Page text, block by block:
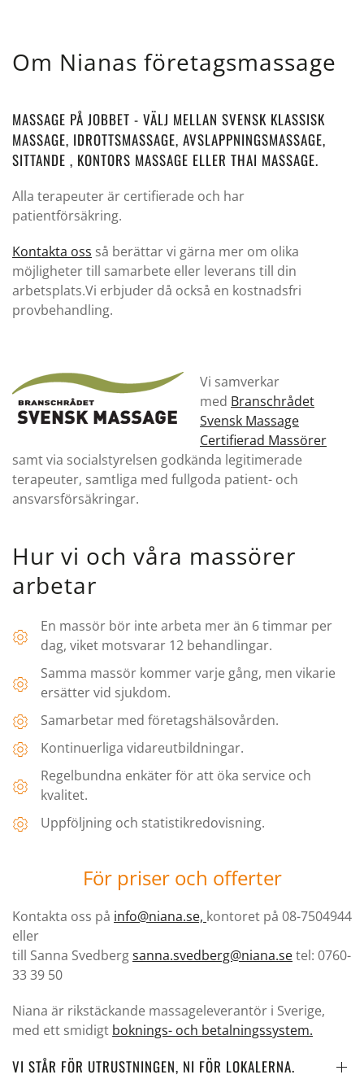
Om Nianas företagsmassage
MASSAGE PÅ JOBBET - VÄLJ MELLAN SVENSK KLASSISK
MASSAGE, IDROTTSMASSAGE, AVSLAPPNINGSMASSAGE,
SITTANDE , KONTORS MASSAGE ELLER THAI MASSAGE.
Alla terapeuter är certifierade och har
patientförsäkring.
Kontakta oss så berättar vi gärna mer om olika
möjligheter till samarbete eller leverans till din
arbetsplats.Vi erbjuder då också en kostnadsfri
provbehandling.
Vi samverkar
med Branschrådet
Svensk Massage
Certifierad Massörer
samt via socialstyrelsen godkända legitimerade
terapeuter, samtliga med fullgoda patient- och
ansvarsförsäkringar.
Hur vi och våra massörer
arbetar
En massör bör inte arbeta mer än 6 timmar per
dag, viket motsvarar 12 behandlingar.
Samma massör kommer varje gång, men vikarie
ersätter vid sjukdom.
Samarbetar med företagshälsovården.
Kontinuerliga vidareutbildningar.
Regelbundna enkäter för att öka service och
kvalitet.
Uppföljning och statistikredovisning.
För priser och offerter
Kontakta oss på info@niana.se, kontoret på 08-7504944
eller
till Sanna Svedbergsanna.svedberg@niana.setel: 0760-
33 39 50
Niana är rikstäckande massageleverantör i Sverige,
med ett smidigt boknings- och betalningssystem.
VI STÅR FÖR UTRUSTNINGEN, NI FÖR LOKALERNA.